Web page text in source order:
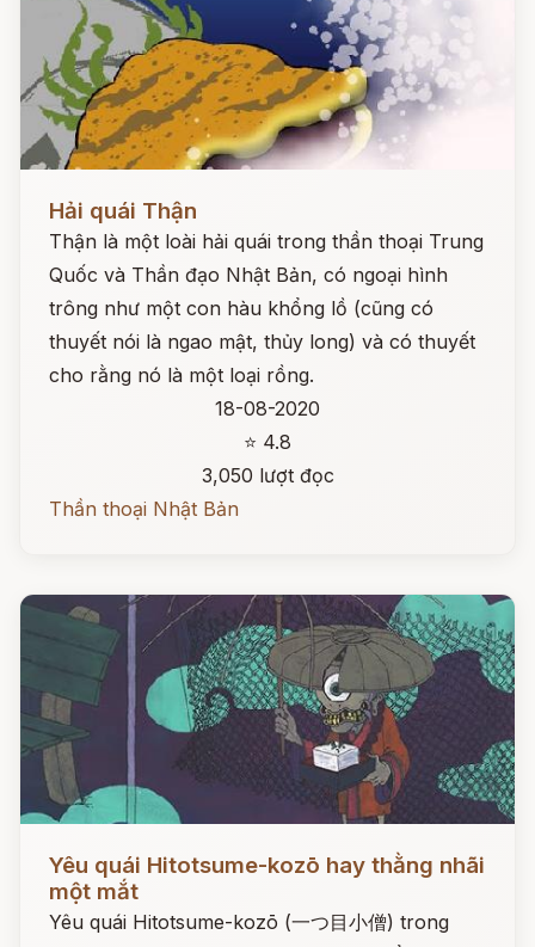
Hải quái Thận
Thận là một loài hải quái trong thần thoại Trung
Quốc và Thần đạo Nhật Bản, có ngoại hình
trông như một con hàu khổng lồ (cũng có
thuyết nói là ngao mật, thủy long) và có thuyết
cho rằng nó là một loại rồng.
18-08-2020
⭐ 4.8
3,050 lượt đọc
Thần thoại Nhật Bản
Yêu quái Hitotsume-kozō hay thằng nhãi
một mắt
Yêu quái Hitotsume-kozō (一つ目小僧) trong